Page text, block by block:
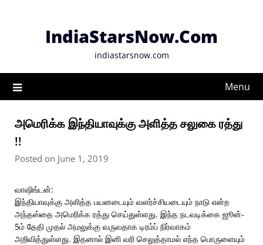
IndiaStarsNow.Com
indiastarsnow.com
Menu
அமெரிக்க இந்தியாவுக்கு அளித்த சலுகை ரத்து
!!
Posted on June 1, 2019
வாஷிங்டன்:
இந்தியாவுக்கு அளித்த பயனடையும் வளர்ச்சியடையும் நாடு என்ற
அந்தஸ்தை அமெரிக்க ரத்து செய்துள்ளது. இந்த நடவடிக்கை ஜூன்-
5ம் தேதி முதல் அமலுக்கு வருவதாக டிரம்ப் நிர்வாகம்
அறிவித்துள்ளது. இதனால் இனி வரி செலுத்தாமல் எந்த பொருளையும்